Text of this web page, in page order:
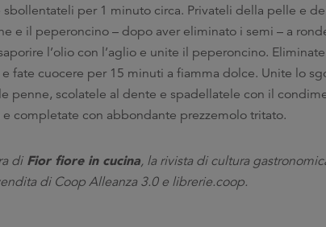
per 1 minuto circa. Privateli della pelle e
e il peperoncino – dopo aver eliminato i semi – a
l’olio con l’aglio e unite il peperoncino.
fate cuocere per 15 minuti a fiamma dolce. Unite lo
penne, scolatele al dente e spadellatele con il
completate con abbondante prezzemolo tritato.
diFior fiore in cucina, la rivista di cultura
di Coop Alleanza 3.0 e librerie.coop.